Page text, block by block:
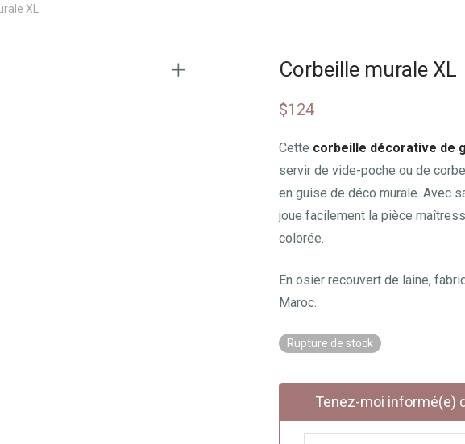
XL
Corbeille murale XL
$124
Cette corbeille décorative de
servir de vide-poche ou de
en guise de déco murale. Avec
joue facilement la pièce
colorée.
En osier recouvert de laine,
Maroc.
Rupture de stock
Tenez-moi informé(e)